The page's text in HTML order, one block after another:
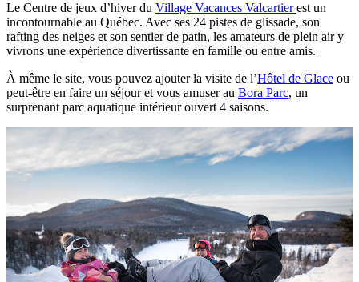
Le Centre de jeux d’hiver du Village Vacances Valcartierest un
incontournable au Québec. Avec ses 24 pistes de glissade, son
rafting des neiges et son sentier de patin, les amateurs de plein air y
vivrons une expérience divertissante en famille ou entre amis.
À même le site, vous pouvez ajouter la visite de l’Hôtel de Glace ou
peut-être en faire un séjour et vous amuser au Bora Parc, un
surprenant parc aquatique intérieur ouvert 4 saisons.